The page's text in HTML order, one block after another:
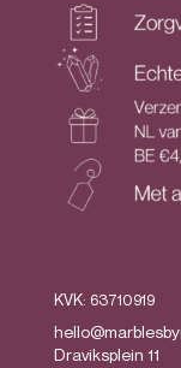
KVK: 63710919
Draviksplein 11